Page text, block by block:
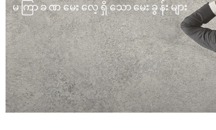
မကြာခဏမေးလေ့ရှိသောမေးခွန်းများ